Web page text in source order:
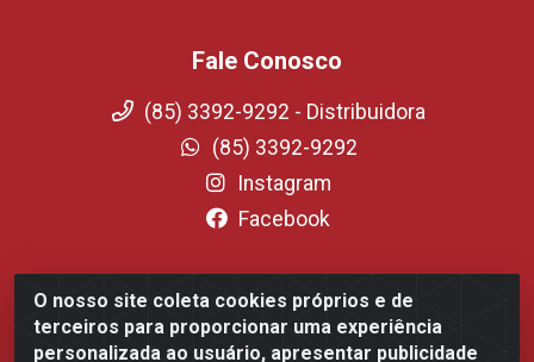
O nosso site coleta cookies próprios e de
terceiros para proporcionar uma experiência
personalizada ao usuário, apresentar publicidade
Fale Conosco
(85) 3392-9292 - Distribuidora
(85) 3392-9292
Instagram
Facebook
Fortali Distribuidora de Alimentos LTDA - Avenida
Tomaz Coelho, 1268 - Messejana, Fortaleza/CE - CEP